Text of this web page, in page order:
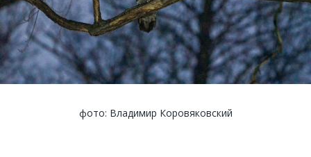
фото: Владимир Коровяковский